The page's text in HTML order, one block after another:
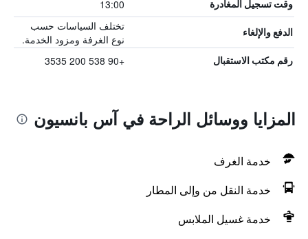
وقت تسجيل المغادرة 13:00
الدفع والإلغاء
تختلف السياسات حسب
نوع الغرفة ومزود الخدمة.
رقم مكتب الاستقبال +90 538 200 3535
المزايا ووسائل الراحة في آس بانسيون
خدمة الغرف
خدمة النقل من وإلى المطار
خدمة غسيل الملابس